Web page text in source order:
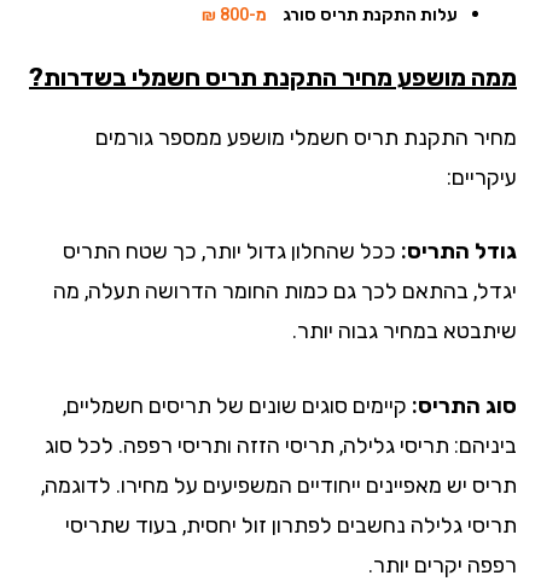
עלות התקנת תריס סורג
מ-800 ₪
מושפע מחיר התקנת תריס חשמלי בשדרות?
התקנת תריס חשמלי מושפע ממספר גורמים
התריס:ככל שהחלון גדול יותר, כך שטח התריס
בהתאם לכך גם כמות החומר הדרושה תעלה, מה
במחיר גבוה יותר.
התריס:קיימים סוגים שונים של תריסים חשמליים,
תריסי גלילה, תריסי הזזה ותריסי רפפה. לכל סוג
יש מאפיינים ייחודיים המשפיעים על מחירו. לדוגמה,
גלילה נחשבים לפתרון זול יחסית, בעוד שתריסי
יקרים יותר.